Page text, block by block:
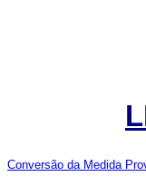
Conversão da Medida